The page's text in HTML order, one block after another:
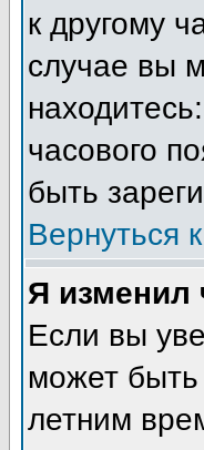
к другому
случае вы
часового
быть
Вернуться
Я изменил
Если вы
может
летним